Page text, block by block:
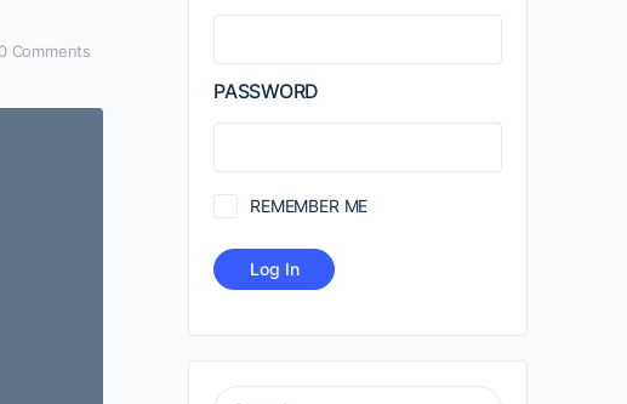
0 Comments
PASSWORD
REMEMBER ME